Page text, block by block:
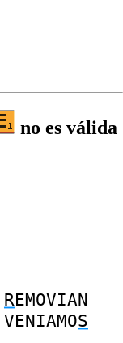
no es válida
REMOVIAN
VENIAMOS